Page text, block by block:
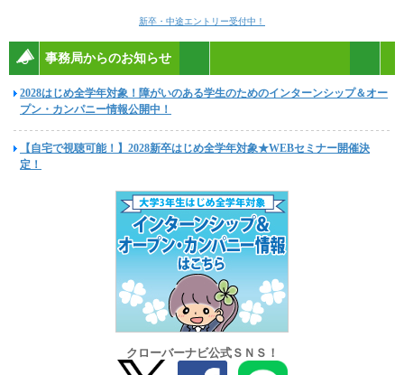
新卒・中途エントリー受付中！
事務局からのお知らせ
2028はじめ全学年対象！障がいのある学生のためのインターンシップ＆オー
プン・カンパニー情報公開中！
【自宅で視聴可能！】2028新卒はじめ全学年対象★WEBセミナー開催決
定！
クローバーナビ公式ＳＮＳ！